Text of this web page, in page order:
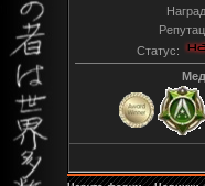
Статус: